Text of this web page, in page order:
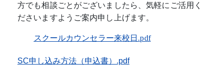
方でも相談ごとがございましたら、気軽にご活用く
ださいますようご案内申し上げます。
スクールカウンセラー来校日.pdf
SC申し込み方法（申込書）.pdf